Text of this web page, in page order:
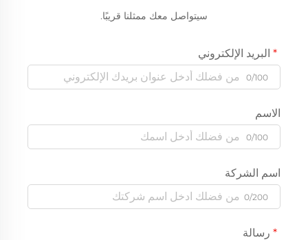
سيتواصل معك ممثلنا قريبًا.
البريد الإلكتروني
0/100
الاسم
0/100
اسم الشركة
0/200
رسالة